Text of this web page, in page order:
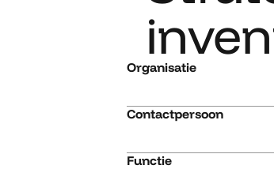
Organisatie
Contactpersoon
Functie